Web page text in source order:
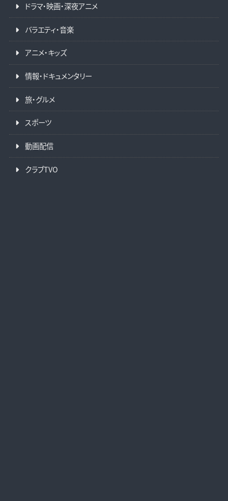
ドラマ・映画・深夜アニメ
バラエティ・音楽
アニメ・キッズ
情報・ドキュメンタリー
旅・グルメ
スポーツ
動画配信
クラブTVO